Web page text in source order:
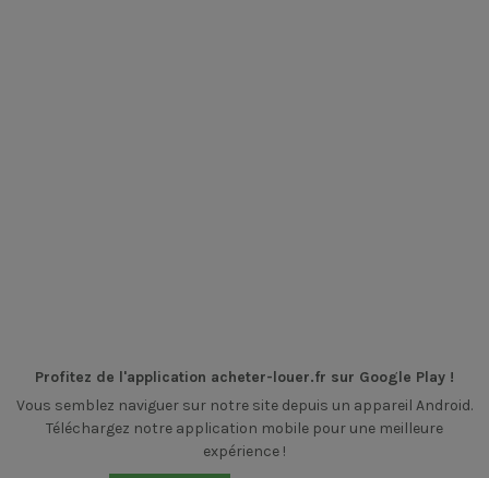
Profitez de l'application acheter-louer.fr sur Google Play !
Vous semblez naviguer sur notre site depuis un appareil Android.
Téléchargez notre application mobile pour une meilleure
expérience !